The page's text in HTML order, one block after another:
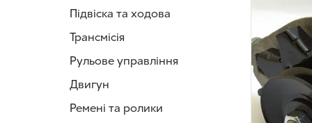
Підвіска та ходова
Трансмісія
Рульове управління
Двигун
Ремені та ролики